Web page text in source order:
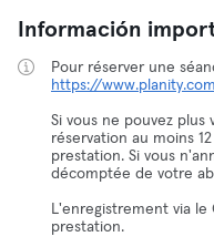
Información
https://
Si vous ne pouvez
réservation au moins
prestation. Si vous
décomptée de votre
L'enregistrement via le
prestation.